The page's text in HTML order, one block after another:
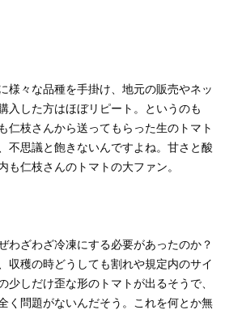
様々な品種を手掛け、地元の販売やネッ
入した方はほぼリピート。というのも
仁枝さんから送ってもらった生のトマト
不思議と飽きないんですよね。甘さと酸
も仁枝さんのトマトの大ファン。
わざわざ冷凍にする必要があったのか？
収穫の時どうしても割れや規定内のサイ
少しだけ歪な形のトマトが出るそうで、
く問題がないんだそう。これを何とか無